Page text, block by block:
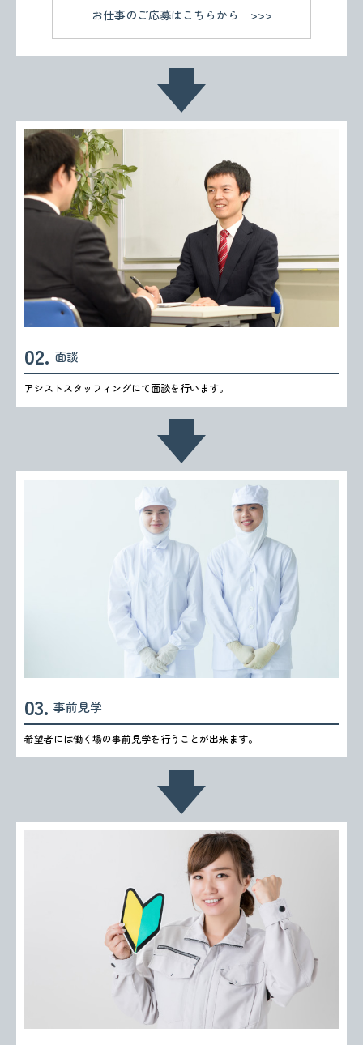
お仕事のご応募はこちらから
面談
アシストスタッフィングにて面談を行います。
事前見学
希望者には働く場の事前見学を行うことが出来ます。